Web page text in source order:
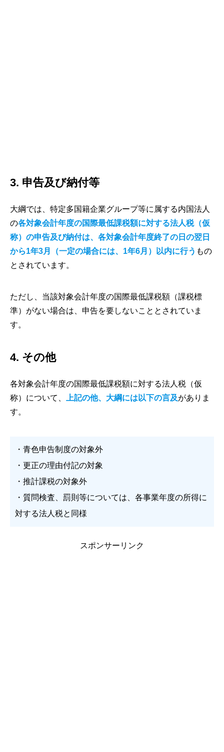
3. 申告及び納付等
大綱では、特定多国籍企業グループ等に属する内国法人
の各対象会計年度の国際最低課税額に対する法人税（仮
称）の申告及び納付は、各対象会計年度終了の日の翌日
から1年3月（一定の場合には、1年6月）以内に行う もの
とされています。
ただし、当該対象会計年度の国際最低課税額（課税標
準）がない場合は、申告を要しないこととされていま
す。
4. その他
各対象会計年度の国際最低課税額に対する法人税（仮
称）について、 上記の他、大綱には以下の言及がありま
す。
・青色申告制度の対象外
・更正の理由付記の対象
・推計課税の対象外
・質問検査、罰則等については、各事業年度の所得に
対する法人税と同様
スポンサーリンク